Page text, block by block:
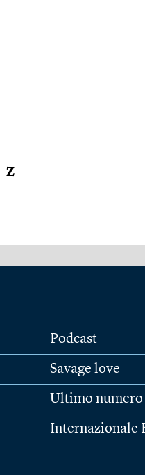
Z
Podcast
Savage love
Ultimo numero
Internazionale